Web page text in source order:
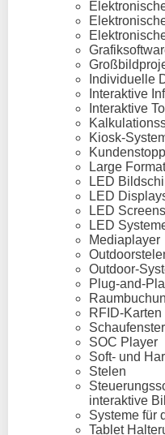
Individuelle
Interaktive
Interaktive
Kiosk-
Large
LED
LED
LED Screens
LED
Mediaplayer
Outdoor-
Plug-and-
RFID-Karten
SOC Player
Soft- und
Stelen
interaktive
Systeme für
Tablet